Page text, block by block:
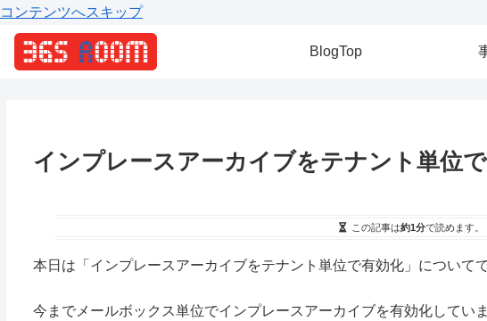
コンテンツへスキップ
BlogTop
インプレースアーカイブをテナント単位
この記事は約1分で読めます。
本日は「インプレースアーカイブをテナント単位で有効化」についてで
今までメールボックス単位でインプレースアーカイブを有効化していま